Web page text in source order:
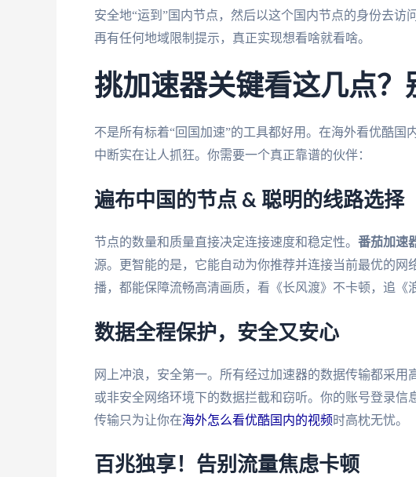
安全地“运到”国内节点，然后以这个国内节点的身份去
再有任何地域限制提示，真正实现想看啥就看啥。
挑加速器关键看这几点？
不是所有标着“回国加速”的工具都好用。在海外看优酷
中断实在让人抓狂。你需要一个真正靠谱的伙伴：
遍布中国的节点 & 聪明的线路选择
节点的数量和质量直接决定连接速度和稳定性。 番茄加速
源。更智能的是，它能自动为你推荐并连接当前最优的
播，都能保障流畅高清画质，看《长风渡》不卡顿，追《
数据全程保护，安全又安心
网上冲浪，安全第一。所有经过加速器的数据传输都采
或非安全网络环境下的数据拦截和窃听。你的账号登录
传输只为让你在海外怎么看优酷国内的视频时高枕无忧。
百兆独享！告别流量焦虑卡顿